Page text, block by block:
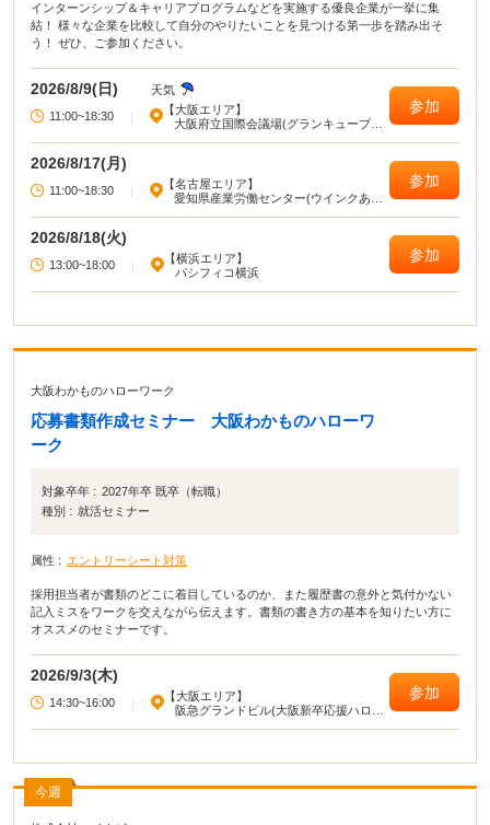
インターンシップ＆キャリアプログラムなどを実施する優良企業が一挙に集
結！ 様々な企業を比較して自分のやりたいことを見つける第一歩を踏み出そ
う！ ぜひ、ご参加ください。
2026/8/9(日)
天気
11:00~18:30
|
【大阪エリア】
大阪府立国際会議場(グランキューブ大
参加
2026/8/17(月)
11:00~18:30 |
【名古屋エリア】
愛知県産業労働センター(ウインクあい
参加
2026/8/18(火)
13:00~18:00 |
【横浜エリア】
パシフィコ横浜
参加
大阪わかものハローワーク
応募書類作成セミナー 大阪わかものハローワ
ーク
対象卒年 : 2027年卒 既卒（転職）
種別 : 就活セミナー
属性 : エントリーシート対策
採用担当者が書類のどこに着目しているのか、また履歴書の意外と気付かない
記入ミスをワークを交えながら伝えます。書類の書き方の基本を知りたい方に
オススメのセミナーです。
2026/9/3(木)
14:30~16:00 |
【大阪エリア】
阪急グランドビル(大阪新卒応援ハロー
参加
今週